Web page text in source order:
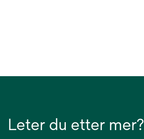
Leter du etter mer?